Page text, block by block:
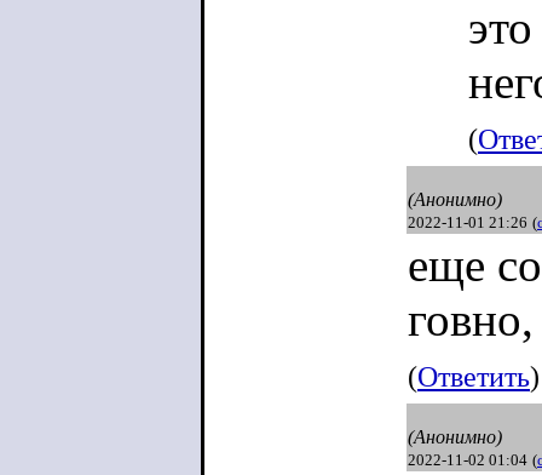
(
(Анонимно)
2022-11-01 21:26 (
еще
(Ответить
(Анонимно)
2022-11-02 01:04 (